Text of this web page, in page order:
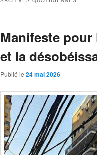
Manifeste
et la
Publié le 24 mai 2026